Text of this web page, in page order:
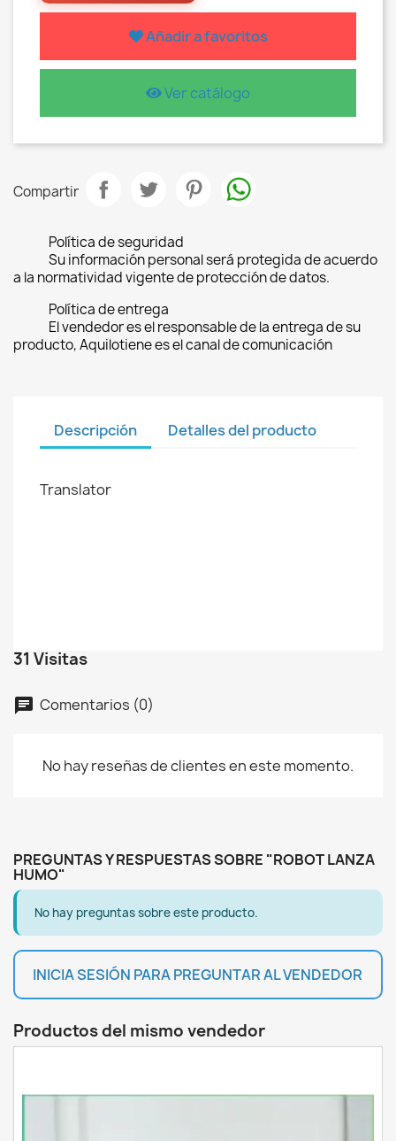
Añadir a favoritos
Ver catálogo
Compartir
Política de seguridad
Su información personal será protegida de acuerdo
a la normatividad vigente de protección de datos.
Política de entrega
El vendedor es el responsable de la entrega de su
producto, Aquilotiene es el canal de comunicación
Descripción Detalles del producto
Translator
31 Visitas
chat Comentarios (0)
No hay reseñas de clientes en este momento.
PREGUNTAS Y RESPUESTAS SOBRE "ROBOT LANZA
HUMO"
No hay preguntas sobre este producto.
INICIA SESIÓN PARA PREGUNTAR AL VENDEDOR
Productos del mismo vendedor